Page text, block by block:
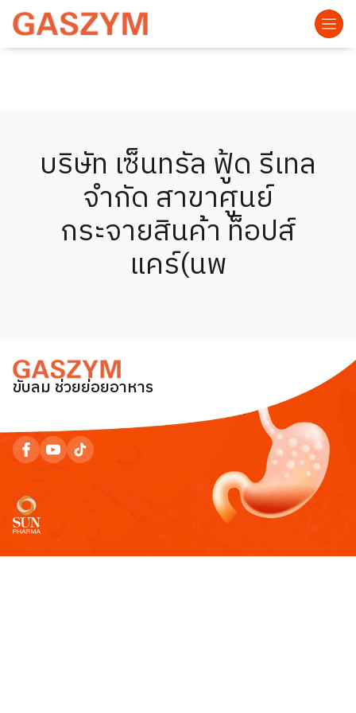
บริษัท เซ็นทรัล ฟู้ด รีเทล
จำกัด สาขาศูนย์
กระจายสินค้า ท็อปส์
แคร์(นพ
ขับลม ช่วยย่อยอาหาร